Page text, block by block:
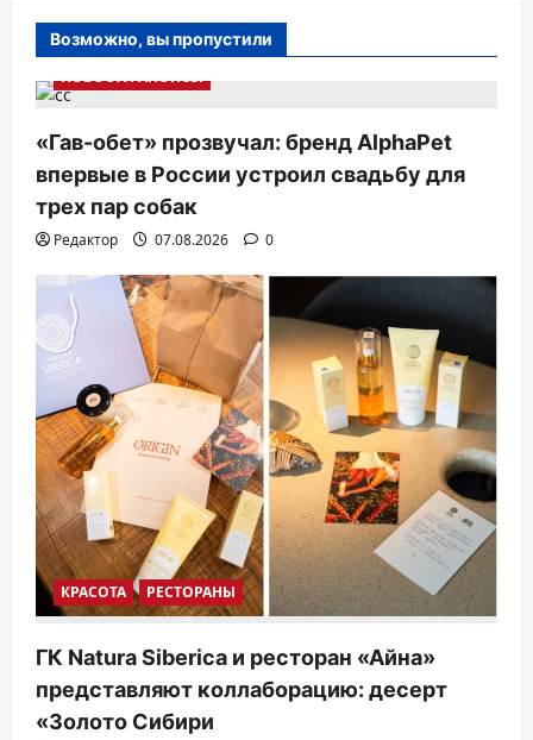
Возможно, вы пропустили
НОВОСТИ АНОНСЫ
«Гав-обет» прозвучал: бренд AlphaPet
впервые в России устроил свадьбу для
трех пар собак
Редактор 07.08.2026 0
КРАСОТА РЕСТОРАНЫ
ГК Natura Siberica и ресторан «Айна»
представляют коллаборацию: десерт
«Золото Сибири